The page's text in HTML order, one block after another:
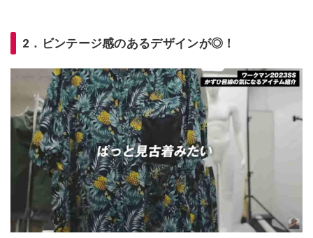
2．ビンテージ感のあるデザインが◎！